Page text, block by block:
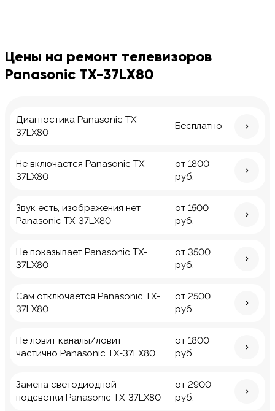
Цены на ремонт телевизоров
Panasonic TX-37LX80
Диагностика Panasonic TX-
37LX80
Бесплатно
Не включается Panasonic TX-
37LX80
от 1800
руб.
Звук есть, изображения нет
Panasonic TX-37LX80
от 1500
руб.
Не показывает Panasonic TX-
37LX80
от 3500
руб.
Сам отключается Panasonic TX-
37LX80
от 2500
руб.
Не ловит каналы/ловит
частично Panasonic TX-37LX80
от 1800
руб.
Замена светодиодной
подсветки Panasonic TX-37LX80
от 2900
руб.